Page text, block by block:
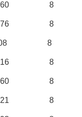
8
8
8
8
8
8